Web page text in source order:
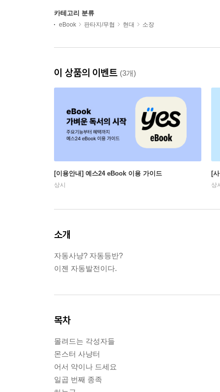
카테고리 분류
eBook 판타지/무협 현대 소장
이 상품의 이벤트 (3개)
[이용안내] 예스24 eBook 이용 가이드
상시
[
상
소개
자동사냥? 자동등반?
이젠 자동발전이다.
목차
몰려드는 각성자들
몬스터 사냥터
어서 약이나 드세요
일곱 번째 종족